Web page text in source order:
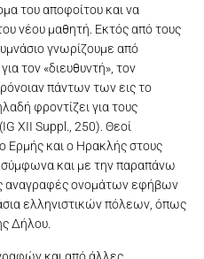
του αποφοίτου και να
νέου μαθητή. Εκτός από τους
γνωρίζουμε από
τον «διευθυντή», τον
πάντων των εις το
φροντίζει για τους
XII Suppl., 250). Θεοί
Ερμής και ο Ηρακλής στους
σύμφωνα και με την παραπάνω
αναγραφές ονομάτων εφήβων
ελληνιστικών πόλεων, όπως
Δήλου.
και από άλλες